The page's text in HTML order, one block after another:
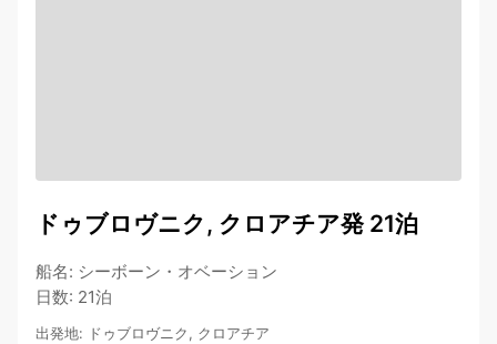
ドゥブロヴニク, クロアチア発 21泊
船名: シーボーン・オベーション
日数: 21泊
出発地: ドゥブロヴニク, クロアチア